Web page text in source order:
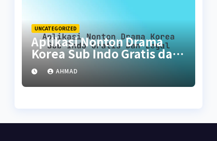
UNCATEGORIZED
Aplikasi Nonton Drama
Korea Sub Indo Gratis dan
LegalAHMAD